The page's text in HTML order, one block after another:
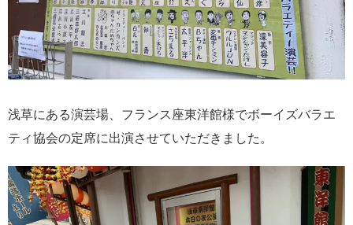
浅草にある演芸場、フランス座東洋館様でボーイズバラエ
ティ協会の定席に出演させていただきました。